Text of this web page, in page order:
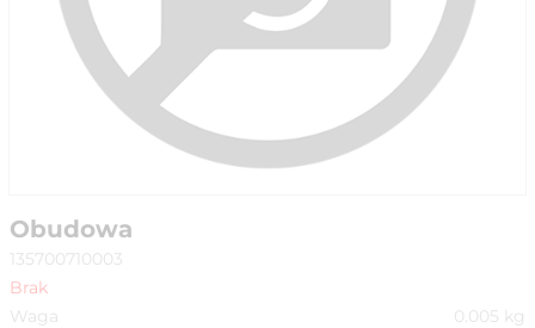
Obudowa
135700710003
Brak
Waga
0.005 kg